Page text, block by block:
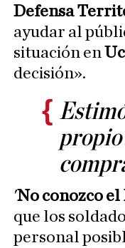
Defensa
ayudar al
situación en
decisión».
propio
'No conozco
que los
personal